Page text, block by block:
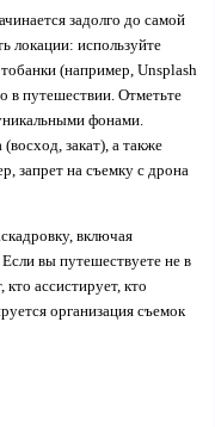
задолго до самой
локации: используйте
(например, Unsplash
в путешествии. Отметьте
фонами.
закат), а также
запрет на съемку с дрона
включая
вы путешествуете не в
ассистирует, кто
организация съемок